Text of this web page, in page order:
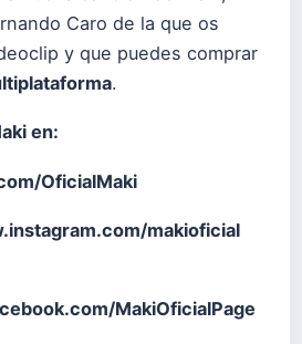
Caro de la que os
y que puedes comprar
.
en:
OficialMaki
makioficial
MakiOficialPage